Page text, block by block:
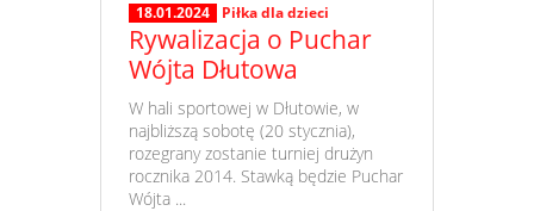
18.01.2024 Piłka dla dzieci
Rywalizacja o Puchar
Wójta Dłutowa
​ W hali sportowej w Dłutowie, w
najbliższą sobotę (20 stycznia),
rozegrany zostanie turniej drużyn
rocznika 2014. Stawką będzie Puchar
Wójta ...